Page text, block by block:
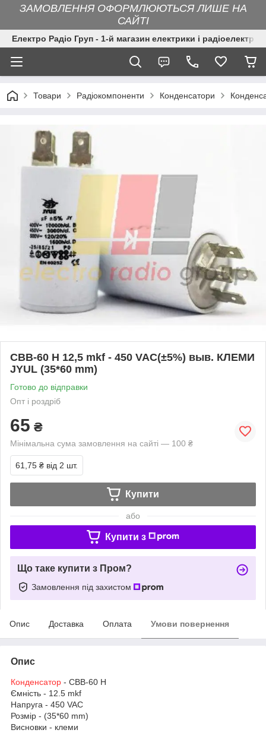
ЗАМОВЛЕННЯ ОФОРМЛЮЮТЬСЯ ЛИШЕ НА
САЙТІ
Електро Радіо Груп - 1-й магазин електрики і
Товари Радіокомпоненти Конденсатори
CBB-60 H 12,5 mkf - 450 VAC(±5%) выв. КЛЕМИ
JYUL (35*60 mm)
Готово до відправки
Опт і роздріб
65 ₴
Мінімальна сума замовлення на сайті — 100 ₴
61,75 ₴ від 2 шт.
Купити
або
Купити з
Що таке купити з Пром?
Замовлення під захистом
Опис Доставка Оплата Умови повернення
Опис
Конденсатор - CBB-60 H
Ємність - 12.5 mkf
Напруга - 450 VAC
Розмір - (35*60 mm)
Висновки - клеми